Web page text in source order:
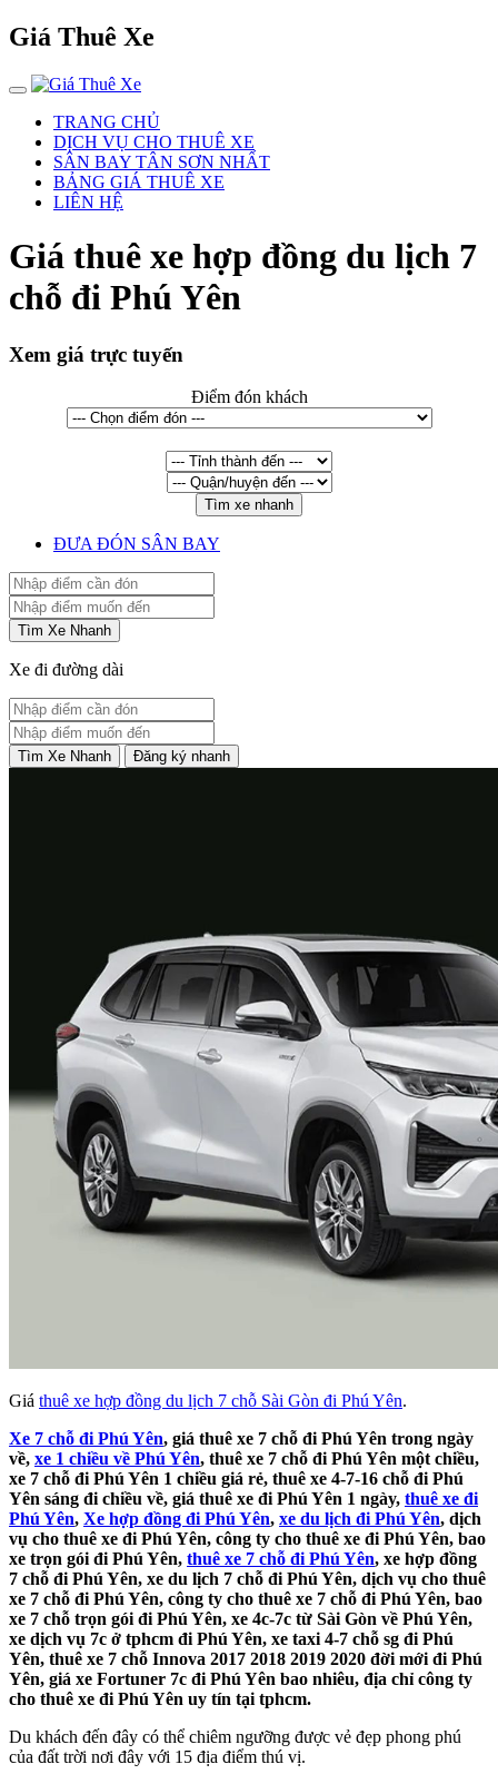
Giá Thuê Xe
TRANG CHỦ
DỊCH VỤ CHO THUÊ XE
SÂN BAY TÂN SƠN NHẤT
BẢNG GIÁ THUÊ XE
LIÊN HỆ
Giá thuê xe hợp đồng du lịch 7
chỗ đi Phú Yên
Xem giá trực tuyến
Điểm đón khách
Tìm xe nhanh
ĐƯA ĐÓN SÂN BAY
Tìm Xe Nhanh
Xe đi đường dài
Tìm Xe Nhanh Đăng ký nhanh
Giá thuê xe hợp đồng du lịch 7 chỗ Sài Gòn đi Phú Yên.
Xe 7 chỗ đi Phú Yên, giá thuê xe 7 chỗ đi Phú Yên trong ngày
về, xe 1 chiều về Phú Yên, thuê xe 7 chỗ đi Phú Yên một chiều,
xe 7 chỗ đi Phú Yên 1 chiều giá rẻ, thuê xe 4-7-16 chỗ đi Phú
Yên sáng đi chiều về, giá thuê xe đi Phú Yên 1 ngày, thuê xe đi
Phú Yên, Xe hợp đồng đi Phú Yên, xe du lịch đi Phú Yên, dịch
vụ cho thuê xe đi Phú Yên, công ty cho thuê xe đi Phú Yên, bao
xe trọn gói đi Phú Yên, thuê xe 7 chỗ đi Phú Yên, xe hợp đồng
7 chỗ đi Phú Yên, xe du lịch 7 chỗ đi Phú Yên, dịch vụ cho thuê
xe 7 chỗ đi Phú Yên, công ty cho thuê xe 7 chỗ đi Phú Yên, bao
xe 7 chỗ trọn gói đi Phú Yên, xe 4c-7c từ Sài Gòn về Phú Yên,
xe dịch vụ 7c ở tphcm đi Phú Yên, xe taxi 4-7 chỗ sg đi Phú
Yên, thuê xe 7 chỗ Innova 2017 2018 2019 2020 đời mới đi Phú
Yên, giá xe Fortuner 7c đi Phú Yên bao nhiêu, địa chỉ công ty
cho thuê xe đi Phú Yên uy tín tại tphcm.
Du khách đến đây có thể chiêm ngưỡng được vẻ đẹp phong phú
của đất trời nơi đây với 15 địa điểm thú vị.